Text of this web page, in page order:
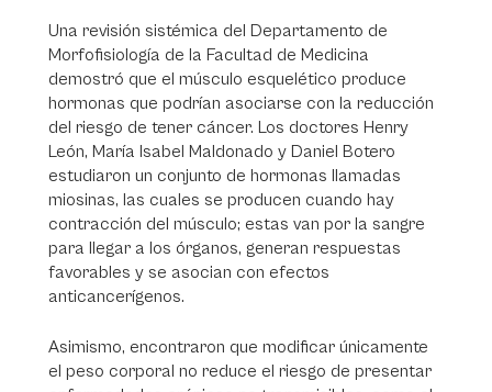
Una revisión sistémica del Departamento de
Morfofisiología de la Facultad de Medicina
demostró que el músculo esquelético produce
hormonas que podrían asociarse con la reducción
del riesgo de tener cáncer. Los doctores Henry
León, María Isabel Maldonado y Daniel Botero
estudiaron un conjunto de hormonas llamadas
miosinas, las cuales se producen cuando hay
contracción del músculo; estas van por la sangre
para llegar a los órganos, generan respuestas
favorables y se asocian con efectos
anticancerígenos.
Asimismo, encontraron que modificar únicamente
el peso corporal no reduce el riesgo de presentar